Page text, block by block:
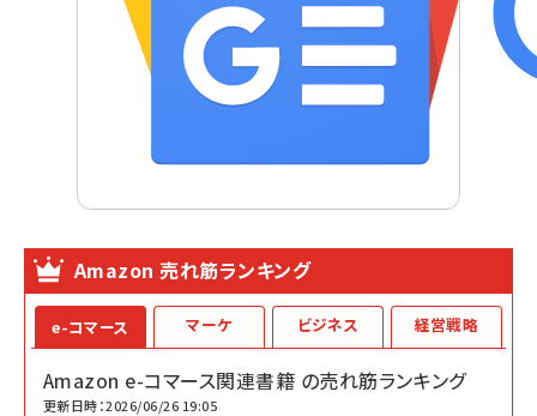
Amazon 売れ筋ランキング
e-コマース
Amazon e-コマース関連書籍 の売れ筋ランキング
更新日時：2026/06/26 19:05
マーケ ビジネス 経営戦略